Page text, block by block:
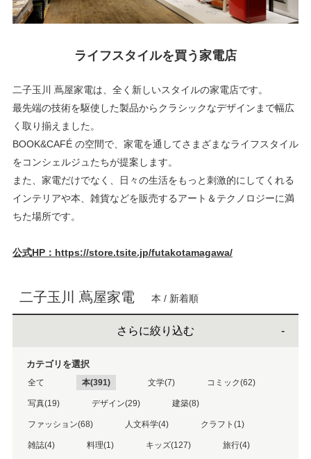
ライフスタイルを買う家電店
二子玉川 蔦屋家電は、全く新しいスタイルの家電店です。
最先端の技術を駆使した製品からクラシックなデザインまで幅広
く取り揃えました。
BOOK&CAFÉ の空間で、家電を通してさまざまなライフスタイル
をコンシェルジュたちが提案します。
また、家電だけでなく、日々の生活をもっと刺激的にしてくれる
インテリアや本、雑貨などを販売するアート＆テクノロジーに満
ちた場所です。
公式HP：https://store.tsite.jp/futakotamagawa/
二子玉川 蔦屋家電 本 / 新着順
さらに絞り込む
カテゴリを選択
全て 本(391) 文学(7) コミック(62)
写真(19) デザイン(29) 建築(8)
ファッション(68) 人文科学(4) クラフト(1)
雑誌(4) 料理(1) キッズ(127) 旅行(4)